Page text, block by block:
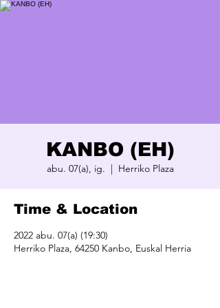
KANBO (EH)
abu. 07(a), ig.
  |
Herriko Plaza
Time & Location
2022 abu. 07(a) (19:30)
Herriko Plaza, 64250 Kanbo, Euskal Herria